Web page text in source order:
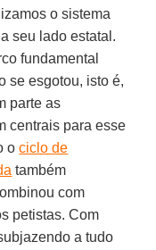
o sistema
seu lado estatal.
fundamental
se esgotou, isto é,
parte as
centrais para esse
ociclo de
também
com
petistas. Com
a tudo